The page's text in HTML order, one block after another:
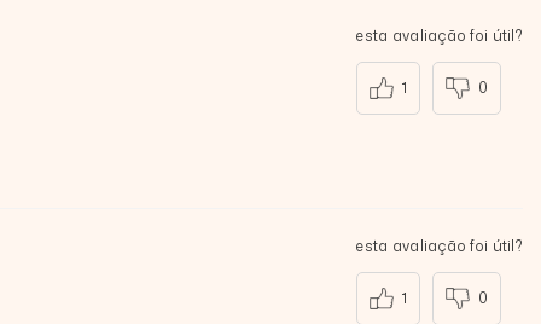
esta avaliação foi útil?
1 0
esta avaliação foi útil?
1 0